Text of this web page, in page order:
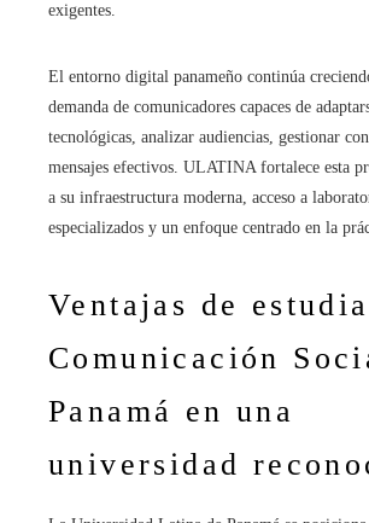
exigentes.
El entorno digital panameño continúa
demanda de comunicadores capaces de
tecnológicas, analizar audiencias, gestionar
mensajes efectivos. ULATINA fortalece esta
a su infraestructura moderna, acceso a
especializados y un enfoque centrado en la
Ventajas de
Comunicación
Panamá en una
universidad